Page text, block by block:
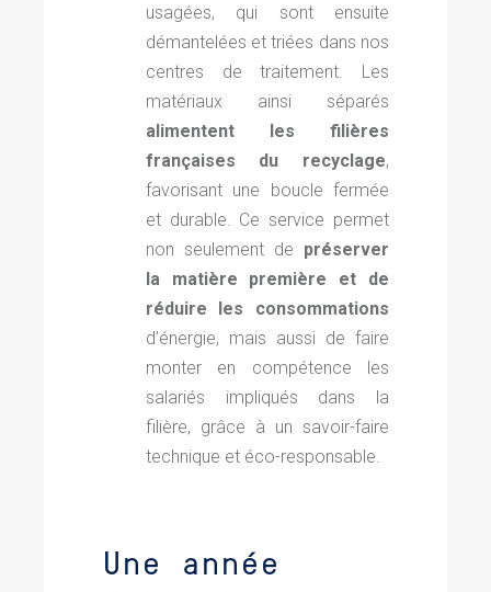
usagées, qui sont ensuite
démantelées et triées dans nos
centres de traitement. Les
matériaux ainsi séparés
alimentent les filières
françaises du recyclage,
favorisant une boucle fermée
et durable. Ce service permet
non seulement de préserver
la matière première et de
réduire les consommations
d’énergie, mais aussi de faire
monter en compétence les
salariés impliqués dans la
filière, grâce à un savoir-faire
technique et éco-responsable.
Une année